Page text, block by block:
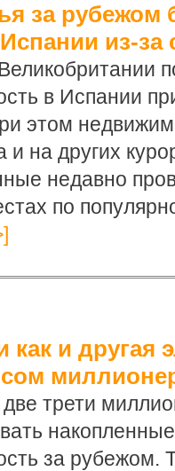
за рубежом
из-за
в Испании
этом
и на других
недавно
по
и другая
трети
за рубежом.